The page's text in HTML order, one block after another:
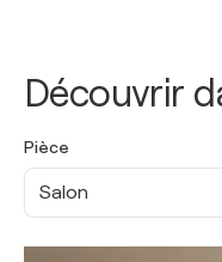
Découvrir
Pièce
Salon